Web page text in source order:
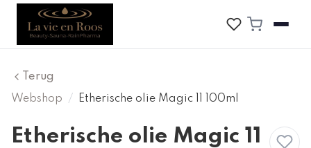
Terug
Webshop
/ Etherische olie Magic 11 100ml
Etherische olie Magic 11